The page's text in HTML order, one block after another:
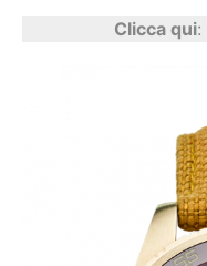
Clicca qui: